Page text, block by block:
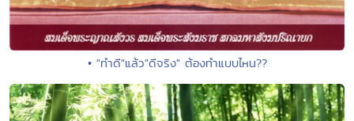
• "ทำดี"แล้ว"ดีจริง" ต้องทำแบบไหน??